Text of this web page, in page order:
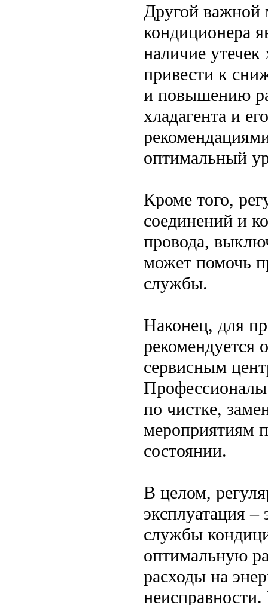
Другой важной
кондиционера
наличие утечек
привести к
и повышению
хладагента и
оптимальный
Кроме того,
соединений и
провода,
может помочь
службы.
Наконец, для
рекомендуется
сервисным
по чистке,
мероприятиям
состоянии.
В целом,
эксплуатация
службы
оптимальную
расходы на